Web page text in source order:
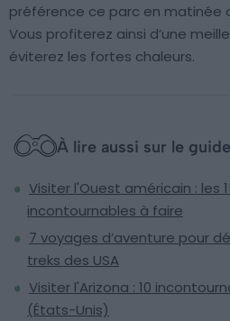
préférence ce parc en matinée
Vous profiterez ainsi d’une
éviterez les fortes chaleurs.
À lire aussi sur le
Visiter l'Ouest américain : les
incontournables à faire
7 voyages d’aventure pour
treks des USA
Visiter l'Arizona : 10
(États-Unis)